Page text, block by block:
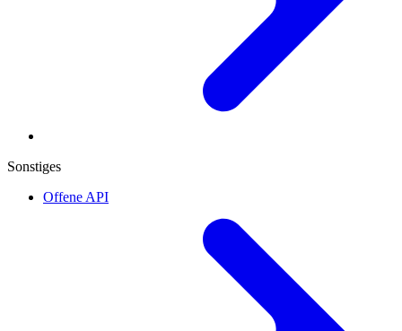
Sonstiges
Offene API